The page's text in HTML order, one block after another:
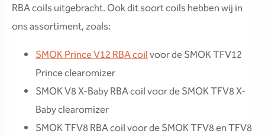
RBA coils uitgebracht. Ook dit soort coils hebben wij in
ons assortiment, zoals:
SMOK Prince V12 RBA coilvoor de SMOK TFV12
Prince clearomizer
SMOK V8 X-Baby RBA coil voor de SMOK TFV8 X-
Baby clearomizer
SMOK TFV8 RBA coil voor de SMOK TFV8 en TFV8